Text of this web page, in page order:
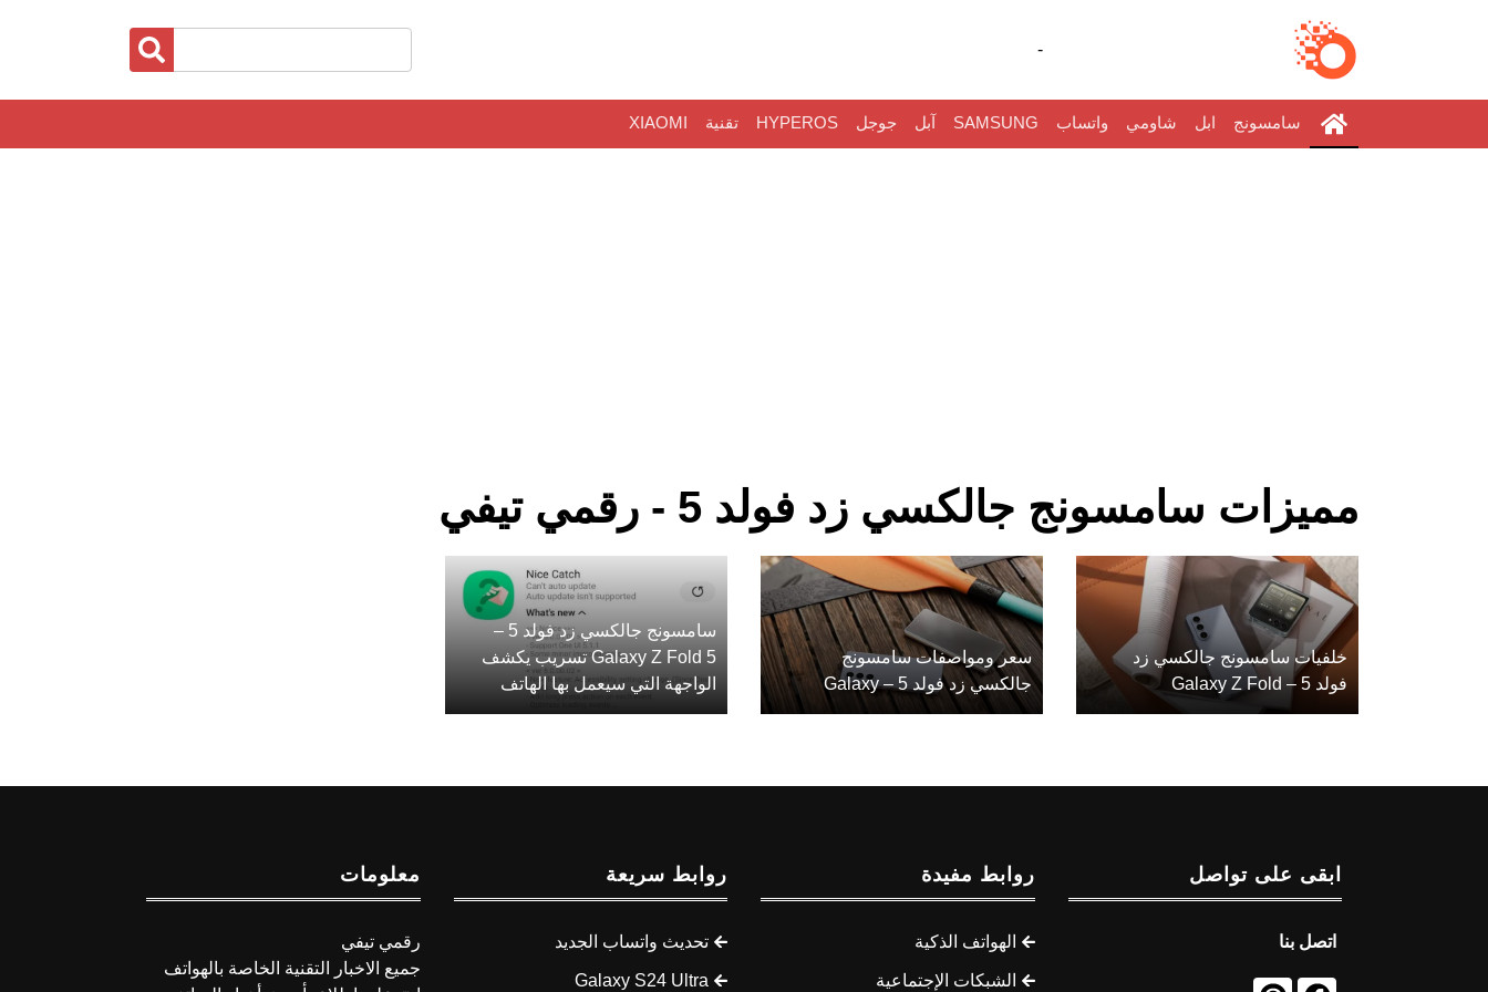
-
سامسونج ابل شاومي واتساب SAMSUNG آبل جوجل HYPEROS تقنية XIAOMI
مميزات سامسونج جالكسي زد فولد 5 - رقمي تيفي
خلفيات سامسونج جالكسي زد
فولد 5 – Galaxy Z Fold
سعر ومواصفات سامسونج
جالكسي زد فولد 5 – Galaxy
سامسونج جالكسي زد فولد 5 –
Galaxy Z Fold 5 تسريب يكشف
الواجهة التي سيعمل بها الهاتف
ابقى على تواصل
اتصل بنا
روابط مفيدة
الهواتف الذكية
الشبكات الإجتماعية
روابط سريعة
تحديث واتساب الجديد
Galaxy S24 Ultra
معلومات
رقمي تيفي
جميع الاخبار التقنية الخاصة بالهواتف